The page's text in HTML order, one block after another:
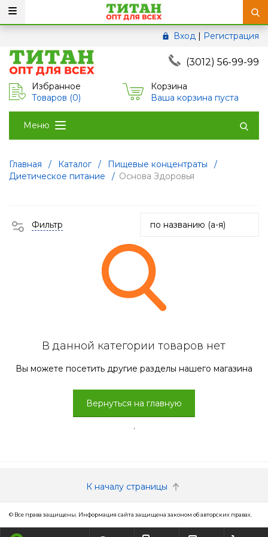
Вход | Регистрация
(3012) 56-99-99
Избранное
Товаров (0)
Корзина
Ваша корзина пуста
Меню
Главная / Каталог / Пищевые концентраты
/
Диетическое питание
/ Основа Здоровья
Фильтр
В данной категории товаров нет
Вы можете посетить другие разделы нашего магазина
Вернуться на главную
.
К началу страницы
© Все права защищены. Информация сайта защищена законом об авторских правах.